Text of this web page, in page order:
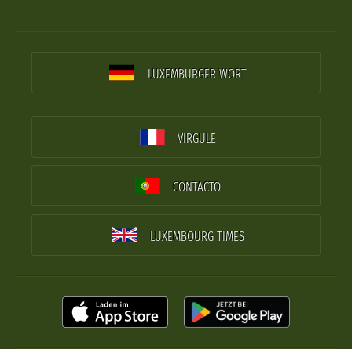
LUXEMBURGER WORT
VIRGULE
CONTACTO
LUXEMBOURG TIMES